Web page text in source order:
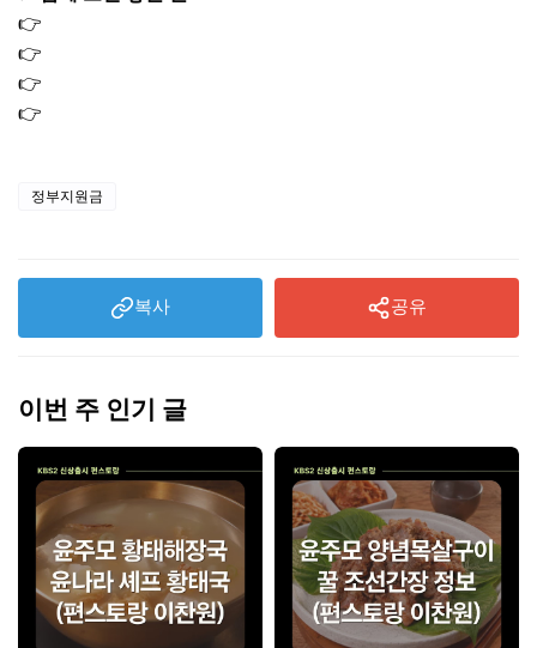
👉
👉
👉
👉
정부지원금
복사 공유
이번 주 인기 글